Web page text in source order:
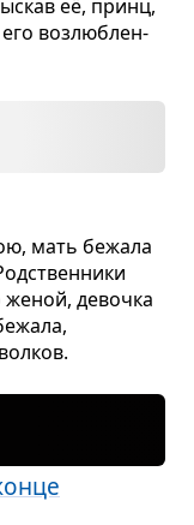
её, принц,
воз­люб­лен­
мать бежала
женой, девочка